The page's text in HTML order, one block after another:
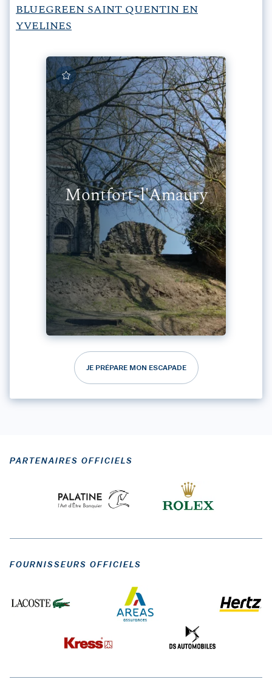
BLUEGREEN SAINT QUENTIN EN
YVELINES
Montfort-l'Amaury
JE PRÉPARE MON ESCAPADE
PARTENAIRES OFFICIELS
FOURNISSEURS OFFICIELS